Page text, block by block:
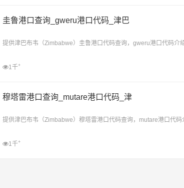
圭鲁港口查询_gweru港口代码_津巴
提供津巴布韦（Zimbabwe）圭鲁港口代码查询，gweru港口代码介
1千+
穆塔雷港口查询_mutare港口代码_津
提供津巴布韦（Zimbabwe）穆塔雷港口代码查询，mutare港口代码
1千+